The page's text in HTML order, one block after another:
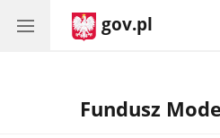
gov.pl
Fundusz